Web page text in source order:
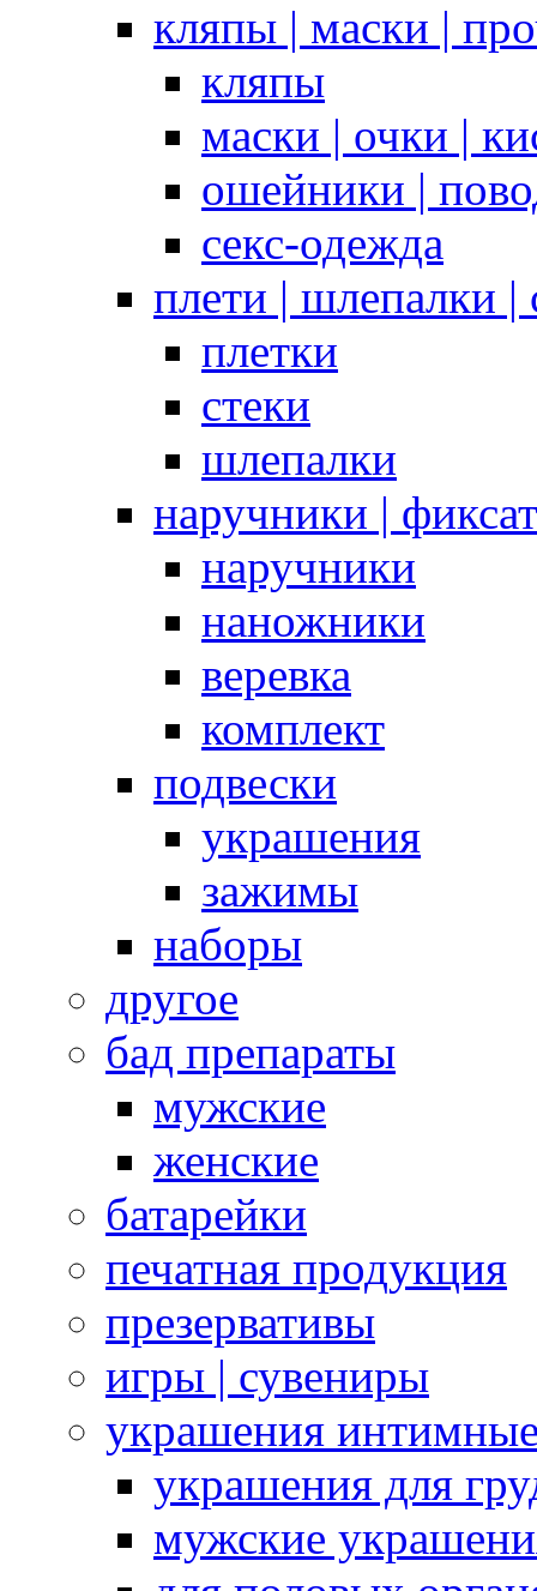
кляпы | маски |
кляпы
маски | очки |
ошейники |
секс-одежда
плети | шлепалки |
плетки
стеки
шлепалки
наручники |
наручники
наножники
веревка
комплект
подвески
украшения
зажимы
наборы
другое
бад препараты
мужские
женские
батарейки
печатная продукция
презервативы
игры | сувениры
украшения
украшения для
мужские